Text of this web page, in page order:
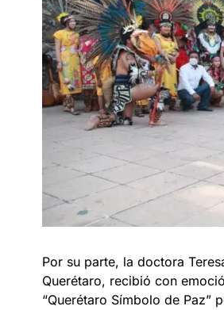
Por su parte, la doctora
Querétaro, recibió con
“Querétaro Símbolo de Paz”